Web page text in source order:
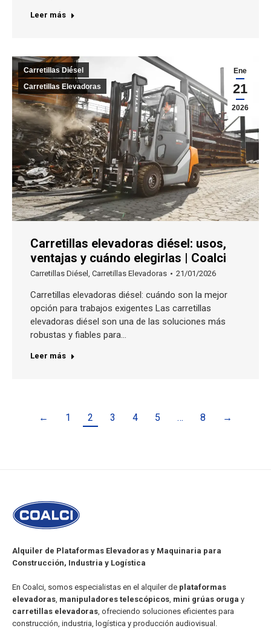
Leer más
Ene
21
2026
Carretillas Diésel
Carretillas Elevadoras
Carretillas elevadoras diésel: usos,
ventajas y cuándo elegirlas | Coalci
Carretillas Diésel Carretillas Elevadoras 21/01/2026
Carretillas elevadoras diésel: cuándo son la mejor
opción para trabajos exigentes Las carretillas
elevadoras diésel son una de las soluciones más
robustas y fiables para…
Leer más
← 1 2 3 4 5 … 8 →
Alquiler de Plataformas Elevadoras y Maquinaria para
Construcción, Industria y Logística
En Coalci, somos especialistas en el alquiler de plataformas
elevadoras manipuladores telescópicos mini grúas oruga y
carretillas elevadoras , ofreciendo soluciones eficientes para
construcción, industria, logística y producción audiovisual.